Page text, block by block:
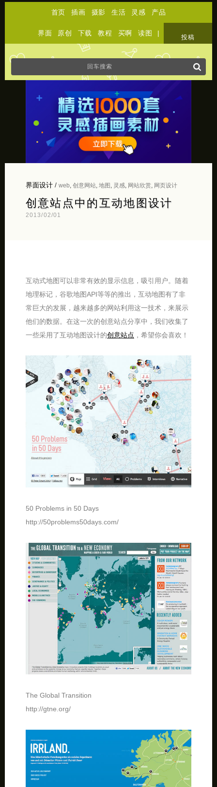
首页 插画 摄影 生活 灵感 产品
界面 原创 下载 教程 买啊 读图 |
投稿
界面设计/ web 创意网站, 地图 灵感, 网站欣赏, 网页设计
创意站点中的互动地图设计
2013/02/01
互动式地图可以非常有效的显示信息，吸引用户。随着
地理标记，谷歌地图API等等的推出，互动地图有了非
常巨大的发展，越来越多的网站利用这一技术，来展示
他们的数据。在这一次的创意站点分享中，我们收集了
一些采用了互动地图设计的创意站点 ，希望你会喜欢！
50 Problems in 50 Days
http://50problems50days.com/
The Global Transition
http://gtne.org/